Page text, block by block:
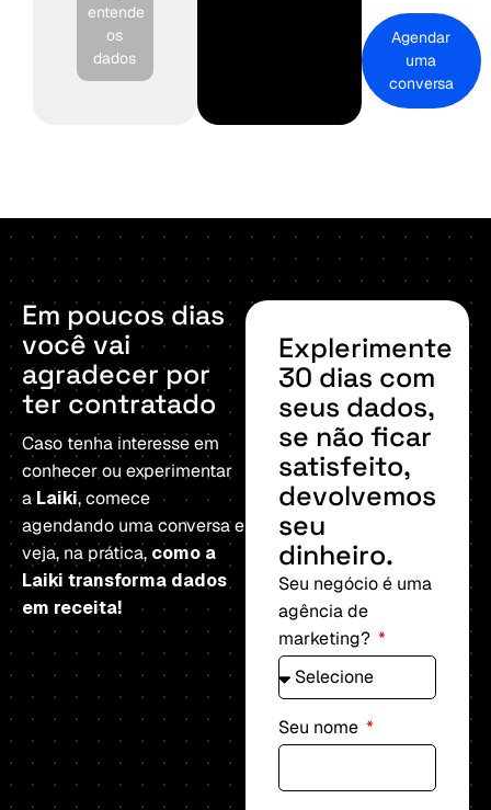
entende
os
dados
Agendar
uma
conversa
Em poucos dias
você vai
agradecer por
ter contratado
Caso tenha interesse em
conhecer ou experimentar
aLaiki, comece
agendando uma conversa e
veja, na prática, como a
Laiki transforma dados
em receita!
Explerimente
30 dias com
seus dados,
se não ficar
satisfeito,
devolvemos
seu
dinheiro.
Seu negócio é uma
agência de
marketing?
Seu nome